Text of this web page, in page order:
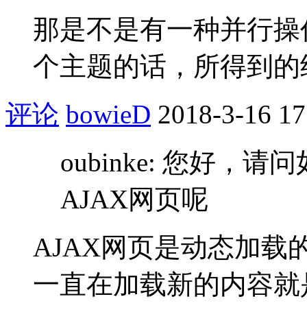
那是不是有一种并行
个主题的话，所得到
评论 bowieD 2018-3-16
oubinke: 您好，请
AJAX网页呢
AJAX网页是动态加载
一直在加载新的内容